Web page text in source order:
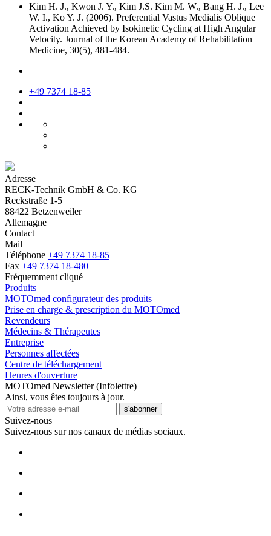
Kim H. J., Kwon J. Y., Kim J.S. Kim M. W., Bang H. J., Lee
W. I., Ko Y. J. (2006). Preferential Vastus Medialis Oblique
Activation Achieved by Isokinetic Cycling at High Angular
Velocity. Journal of the Korean Academy of Rehabilitation
Medicine, 30(5), 481-484.
+49 7374 18-85
Adresse
RECK-Technik GmbH & Co. KG
Reckstraße 1-5
88422 Betzenweiler
Allemagne
Contact
Mail
Téléphone +49 7374 18-85
Fax +49 7374 18-480
Fréquemment cliqué
Produits
MOTOmed configurateur des produits
Prise en charge & prescription du MOTOmed
Revendeurs
Médecins & Thérapeutes
Entreprise
Personnes affectées
Centre de téléchargement
Heures d'ouverture
MOTOmed Newsletter (Infolettre)
Ainsi, vous êtes toujours à jour.
s'abonner
Suivez-nous
Suivez-nous sur nos canaux de médias sociaux.